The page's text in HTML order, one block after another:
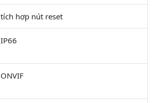
tích hợp nút reset
IP66
ONVIF